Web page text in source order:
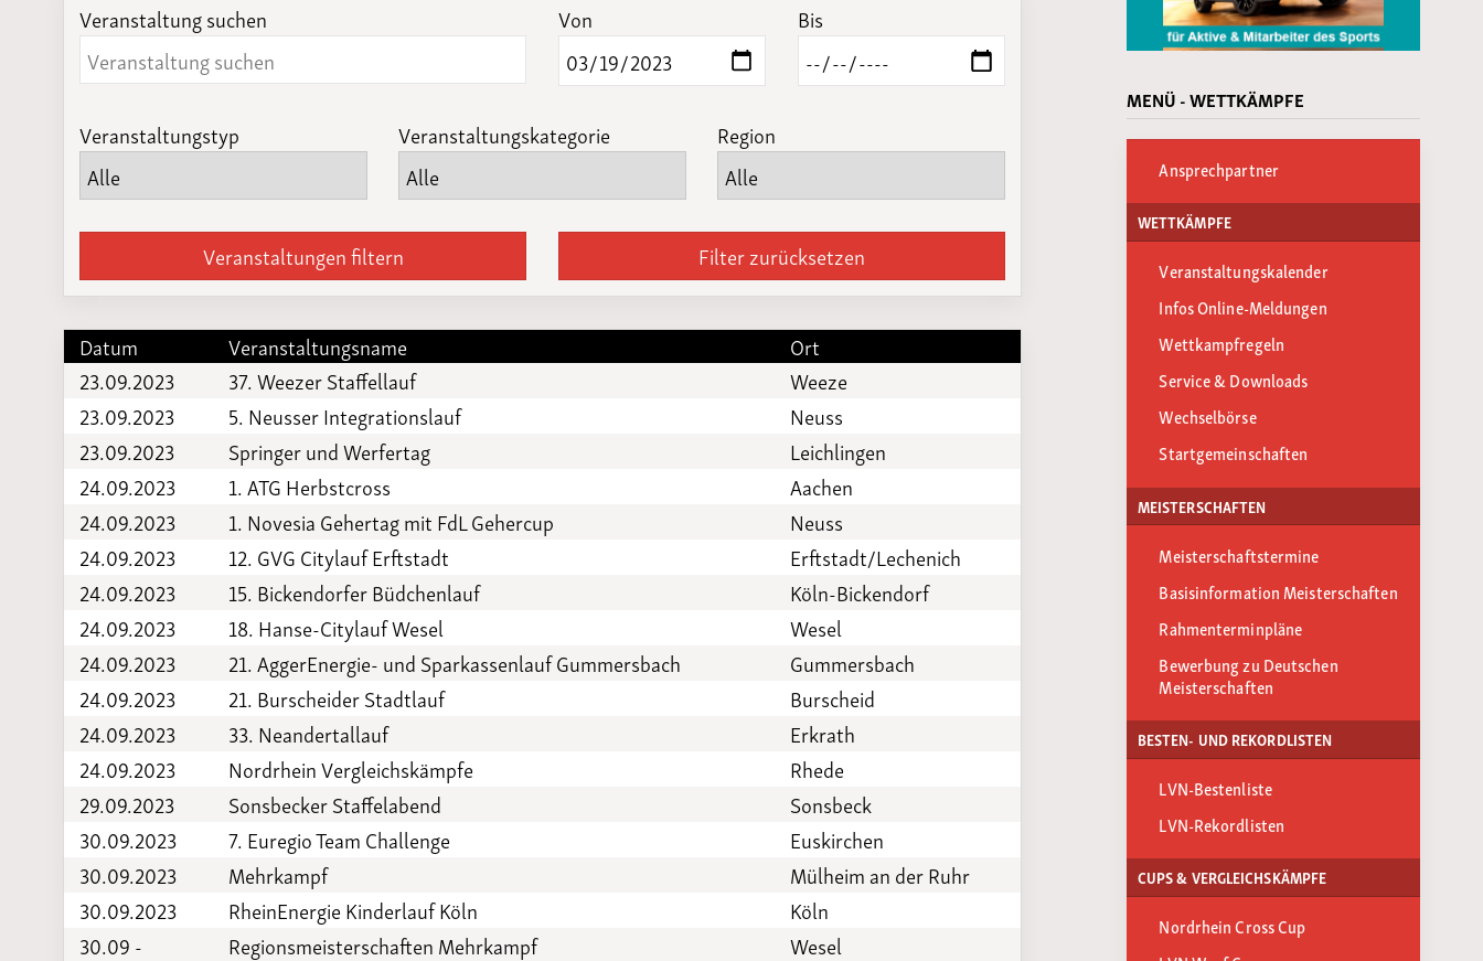
LSB-
Schutzkonzeptgenerator
Laufveranstaltertagungen
2023
Veranstaltung suchen Von Bis
Veranstaltungstyp Veranstaltungskategorie Region
Veranstaltungen filtern Filter zurücksetzen
Datum Veranstaltungsname
Ort
23.09.2023
37. Weezer Staffellauf
Weeze
23.09.2023
5. Neusser Integrationslauf
Neuss
23.09.2023
Springer und Werfertag
Leichlingen
24.09.2023
1. ATG Herbstcross
Aachen
24.09.2023
1. Novesia Gehertag mit FdL Gehercup
Neuss
24.09.2023
12. GVG Citylauf Erftstadt
Erftstadt/Lechenich
24.09.2023
15. Bickendorfer Büdchenlauf
Köln-Bickendorf
24.09.2023
18. Hanse-Citylauf Wesel
Wesel
24.09.2023
21. AggerEnergie- und Sparkassenlauf Gummersbach
Gummersbach
24.09.2023
21. Burscheider Stadtlauf
Burscheid
24.09.2023
33. Neandertallauf
Erkrath
24.09.2023
Nordrhein Vergleichskämpfe
Rhede
29.09.2023
Sonsbecker Staffelabend
Sonsbeck
30.09.2023
7. Euregio Team Challenge
Euskirchen
30.09.2023
Mehrkampf
Mülheim an der Ruhr
30.09.2023
RheinEnergie Kinderlauf Köln
Köln
30.09 -
Regionsmeisterschaften Mehrkampf
Wesel
MENÜ - WETTKÄMPFE
Ansprechpartner
WETTKÄMPFE
Veranstaltungskalender
Infos Online-Meldungen
Wettkampfregeln
Service & Downloads
Wechselbörse
Startgemeinschaften
MEISTERSCHAFTEN
Meisterschaftstermine
Basisinformation Meisterschaften
Rahmenterminpläne
Bewerbung zu Deutschen
Meisterschaften
BESTEN- UND REKORDLISTEN
LVN-Bestenliste
LVN-Rekordlisten
CUPS & VERGLEICHSKÄMPFE
Nordrhein Cross Cup